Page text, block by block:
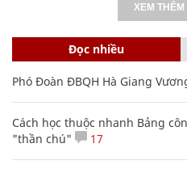
XEM
Đọc nhiều
Phó Đoàn ĐBQH Hà Giang
Cách học thuộc nhanh Bảng
"thần chú"
17